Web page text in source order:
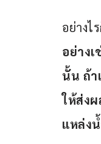
อย่างไ
อย่าง
นั้น ถ้า
ให้ส่ง
แหล่ง